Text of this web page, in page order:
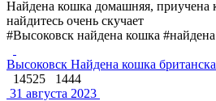
Найдена кошка домашняя, приучена
найдитесь очень скучает
#Высоковск найдена кошка
Высоковск Найдена кошка
14525
1444
31 августа 2023